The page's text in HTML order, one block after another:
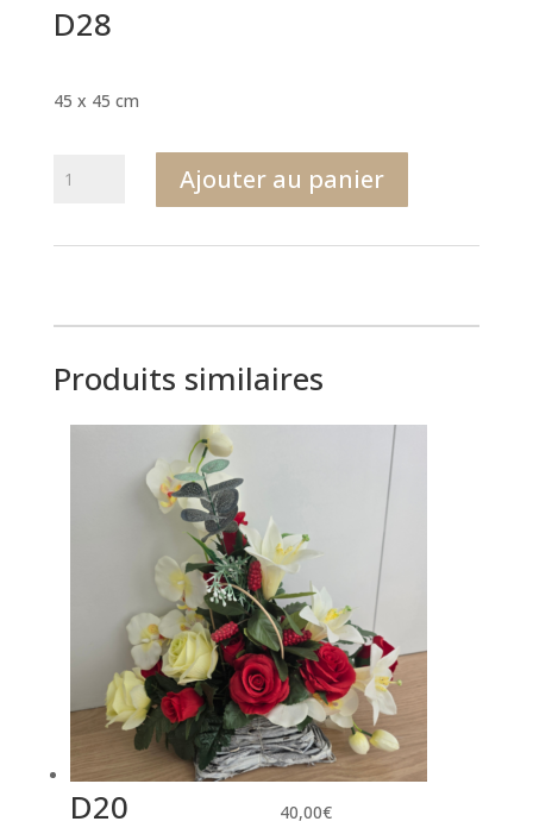
D28
45 x 45 cm
Ajouter au panier
Produits similaires
D20 40,00€